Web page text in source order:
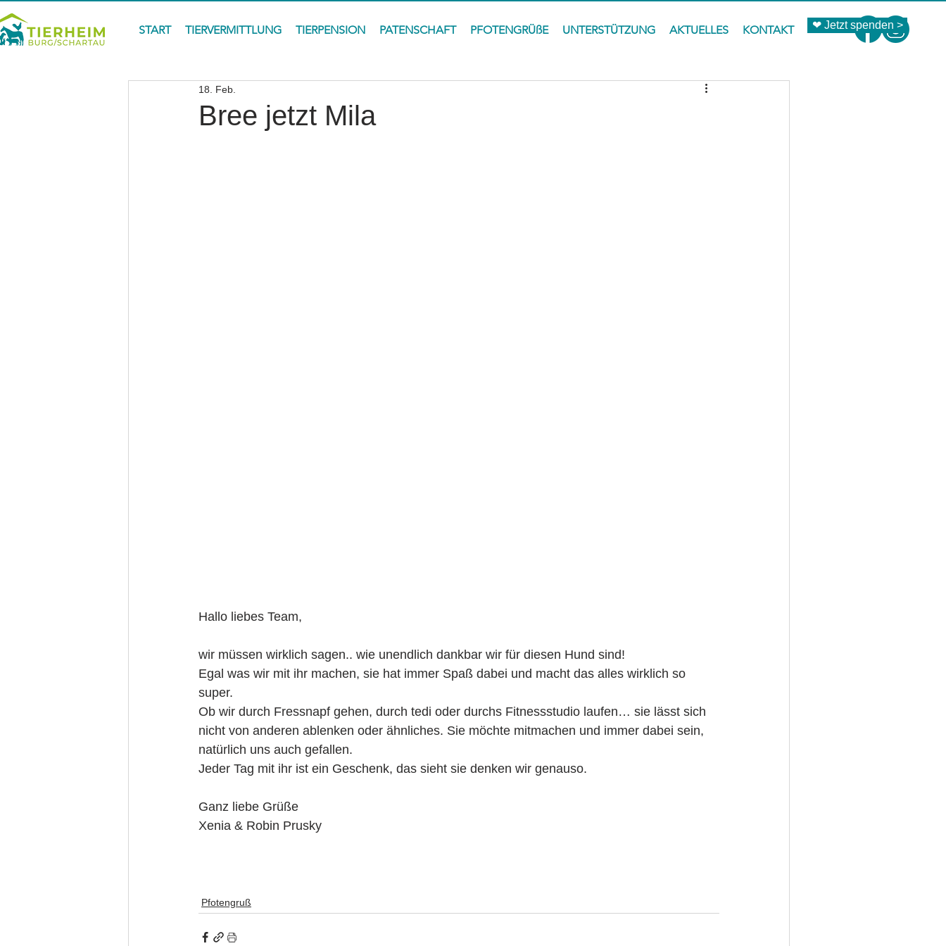
START TIERVERMITTLUNG TIERPENSION PATENSCHAFT PFOTENGRÜßE UNTERSTÜTZUNG AKTUELLES KONTAKT ❤ Jetzt spenden >
Bree jetzt Mila
18. Feb.
Hallo liebes Team,
wir müssen wirklich sagen.. wie unendlich dankbar wir für diesen Hund sind!
Egal was wir mit ihr machen, sie hat immer Spaß dabei und macht das alles wirklich so
super.
Ob wir durch Fressnapf gehen, durch tedi oder durchs Fitnessstudio laufen… sie lässt sich
nicht von anderen ablenken oder ähnliches. Sie möchte mitmachen und immer dabei sein,
natürlich uns auch gefallen.
Jeder Tag mit ihr ist ein Geschenk, das sieht sie denken wir genauso.
Ganz liebe Grüße
Xenia & Robin Prusky
Pfotengruß